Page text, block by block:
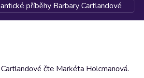
příběhy Barbary Cartlandové
čte Markéta Holcmanová.